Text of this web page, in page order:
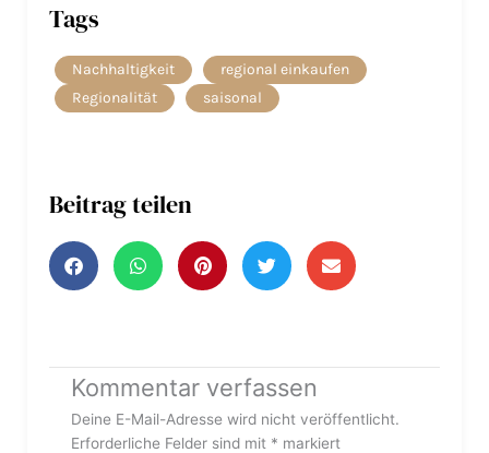
Tags
Nachhaltigkeit
regional einkaufen
Regionalität
saisonal
Beitrag teilen
Kommentar verfassen
Deine E-Mail-Adresse wird nicht veröffentlicht.
Erforderliche Felder sind mit * markiert